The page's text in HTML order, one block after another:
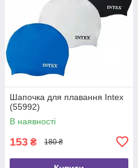
Шапочка для плавання Intex
(55992)
В наявності
153 ₴ 180 ₴